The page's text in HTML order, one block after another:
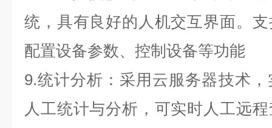
统，具有良好的人机交互界面。
配置设备参数、控制设备等功能
9.统计分析：采用云服务器技术
人工统计与分析，可实时人工远